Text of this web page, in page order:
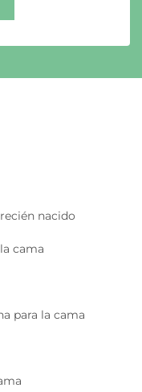
nacido
cama
para la cama